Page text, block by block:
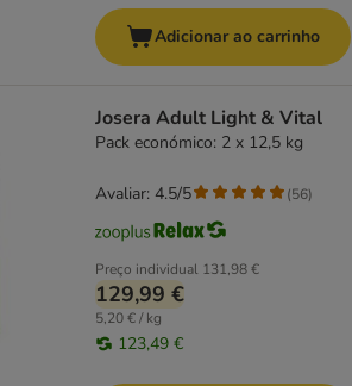
Adicionar ao carrinho
Josera Adult Light & Vital
Pack económico: 2 x 12,5 kg
Preço individual 131,98 €
129,99 €
5,20 € / kg
123,49 €
Avaliar: 4.5/5 (56)